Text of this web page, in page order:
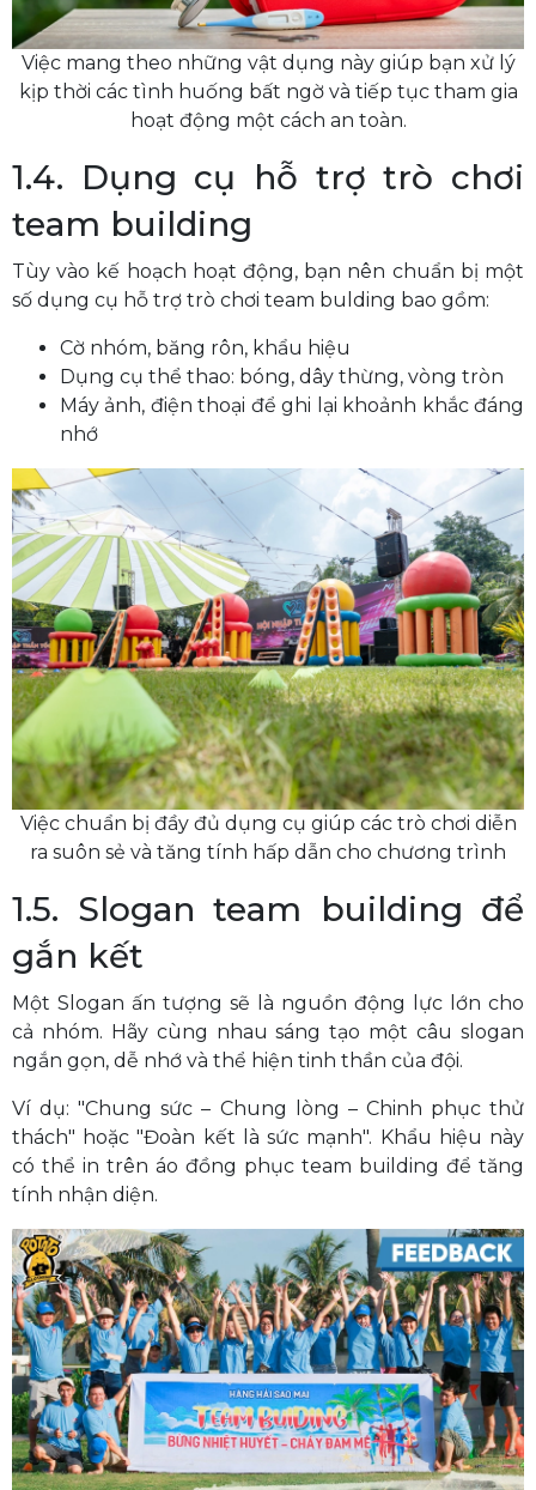
Việc mang theo những vật dụng này giúp bạn xử lý
kịp thời các tình huống bất ngờ và tiếp tục tham gia
hoạt động một cách an toàn.
1.4. Dụng cụ hỗ trợ trò chơi
team building
Tùy vào kế hoạch hoạt động, bạn nên chuẩn bị một
số dụng cụ hỗ trợ trò chơi team bulding bao gồm:
Cờ nhóm, băng rôn, khẩu hiệu
Dụng cụ thể thao: bóng, dây thừng, vòng tròn
Máy ảnh, điện thoại để ghi lại khoảnh khắc đáng
nhớ
Việc chuẩn bị đầy đủ dụng cụ giúp các trò chơi diễn
ra suôn sẻ và tăng tính hấp dẫn cho chương trình
1.5. Slogan team building để
gắn kết
Một Slogan ấn tượng sẽ là nguồn động lực lớn cho
cả nhóm. Hãy cùng nhau sáng tạo một câu slogan
ngắn gọn, dễ nhớ và thể hiện tinh thần của đội.
Ví dụ: "Chung sức – Chung lòng – Chinh phục thử
thách" hoặc "Đoàn kết là sức mạnh". Khẩu hiệu này
có thể in trên áo đồng phục team building để tăng
tính nhận diện.